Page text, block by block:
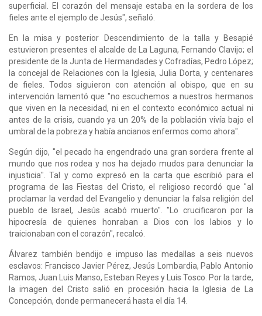
superficial. El corazón del mensaje estaba en la sordera de los
fieles ante el ejemplo de Jesús", señaló.
En la misa y posterior Descendimiento de la talla y Besapié
estuvieron presentes el alcalde de La Laguna, Fernando Clavijo; el
presidente de la Junta de Hermandades y Cofradías, Pedro López;
la concejal de Relaciones con la Iglesia, Julia Dorta, y centenares
de fieles. Todos siguieron con atención al obispo, que en su
intervención lamentó que "no escuchemos a nuestros hermanos
que viven en la necesidad, ni en el contexto económico actual ni
antes de la crisis, cuando ya un 20% de la población vivía bajo el
umbral de la pobreza y había ancianos enfermos como ahora".
Según dijo, "el pecado ha engendrado una gran sordera frente al
mundo que nos rodea y nos ha dejado mudos para denunciar la
injusticia". Tal y como expresó en la carta que escribió para el
programa de las Fiestas del Cristo, el religioso recordó que "al
proclamar la verdad del Evangelio y denunciar la falsa religión del
pueblo de Israel, Jesús acabó muerto". "Lo crucificaron por la
hipocresía de quienes honraban a Dios con los labios y lo
traicionaban con el corazón", recalcó.
Álvarez también bendijo e impuso las medallas a seis nuevos
esclavos: Francisco Javier Pérez, Jesús Lombardia, Pablo Antonio
Ramos, Juan Luis Manso, Esteban Reyes y Luis Tosco. Por la tarde,
la imagen del Cristo salió en procesión hacia la Iglesia de La
Concepción, donde permanecerá hasta el día 14.